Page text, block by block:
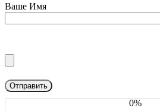
Ваше Имя
0%